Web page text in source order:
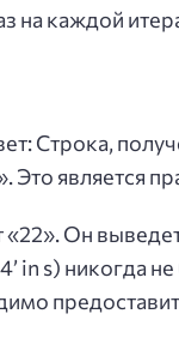
на каждой
Строка,
Это является
Он
in s) никогда